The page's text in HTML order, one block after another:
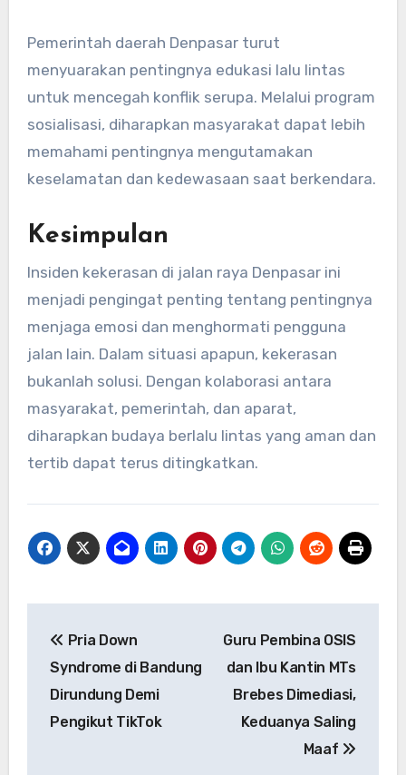
Pemerintah daerah Denpasar turut
menyuarakan pentingnya edukasi lalu lintas
untuk mencegah konflik serupa. Melalui program
sosialisasi, diharapkan masyarakat dapat lebih
memahami pentingnya mengutamakan
keselamatan dan kedewasaan saat berkendara.
Kesimpulan
Insiden kekerasan di jalan raya Denpasar ini
menjadi pengingat penting tentang pentingnya
menjaga emosi dan menghormati pengguna
jalan lain. Dalam situasi apapun, kekerasan
bukanlah solusi. Dengan kolaborasi antara
masyarakat, pemerintah, dan aparat,
diharapkan budaya berlalu lintas yang aman dan
tertib dapat terus ditingkatkan.
pos
Pria Down
Syndrome di Bandung
Dirundung Demi
Pengikut TikTok
Guru Pembina OSIS
dan Ibu Kantin MTs
Brebes Dimediasi,
Keduanya Saling
Maaf